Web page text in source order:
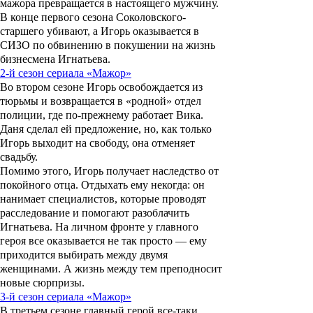
мажора превращается в настоящего мужчину.
В конце первого сезона Соколовского-
старшего убивают, а Игорь оказывается в
СИЗО по обвинению в покушении на жизнь
бизнесмена Игнатьева.
2-й сезон сериала «Мажор»
Во втором сезоне Игорь освобождается из
тюрьмы и возвращается в «родной» отдел
полиции, где по-прежнему работает Вика.
Даня сделал ей предложение, но, как только
Игорь выходит на свободу, она отменяет
свадьбу.
Помимо этого, Игорь получает наследство от
покойного отца. Отдыхать ему некогда: он
нанимает специалистов, которые проводят
расследование и помогают разоблачить
Игнатьева. На личном фронте у главного
героя все оказывается не так просто — ему
приходится выбирать между двумя
женщинами. А жизнь между тем преподносит
новые сюрпризы.
3-й сезон сериала «Мажор»